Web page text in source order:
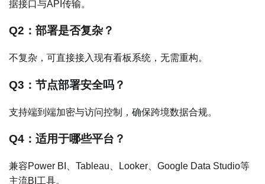
据接口与API传输。
Q2：部署是否复杂？
不复杂，可直接接入现有看板系统，无需重构。
Q3：节点部署安全吗？
支持端到端加密与访问控制，确保跨境数据合规。
Q4：适用于哪些平台？
兼容Power BI、Tableau、Looker、Google Data Studio等
主流BI工具。